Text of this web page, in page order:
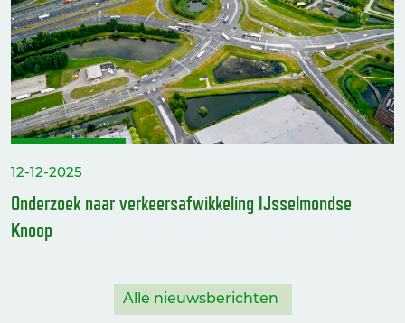
12-12-2025
Onderzoek naar verkeersafwikkeling IJsselmondse
Knoop
Alle nieuwsberichten